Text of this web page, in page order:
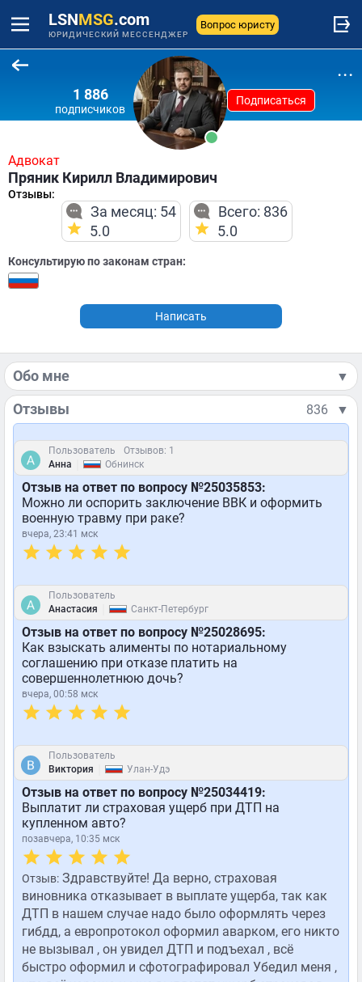
LSNMSG.com
ЮРИДИЧЕСКИЙ МЕССЕНДЖЕР
Вопрос юристу
1 886
подписчиков
Подписаться
...
Адвокат
Пряник Кирилл Владимирович
Отзывы:
За месяц: 54
5.0
Всего: 836
5.0
Консультирую по законам стран:
Написать
Обо мне ▼
Отзывы 836 ▼
Пользователь
Отзывов: 1
Анна
Обнинск
Отзыв на ответ по вопросу №25035853:
Можно ли оспорить заключение ВВК и оформить
военную травму при раке?
вчера, 23:41 мск
Пользователь
Анастасия
Санкт-Петербург
Отзыв на ответ по вопросу №25028695:
Как взыскать алименты по нотариальному
соглашению при отказе платить на
совершеннолетнюю дочь?
вчера, 00:58 мск
Пользователь
Виктория
Улан-Удэ
Отзыв на ответ по вопросу №25034419:
Выплатит ли страховая ущерб при ДТП на
купленном авто?
позавчера, 10:35 мск
Отзыв: Здравствуйте! Да верно, страховая
виновника отказывает в выплате ущерба, так как
ДТП в нашем случае надо было оформлять через
гибдд, а европротокол оформил аварком, его никто
не вызывал , он увидел ДТП и подъехал , всё
быстро оформил и сфотографировал Убедил меня ,